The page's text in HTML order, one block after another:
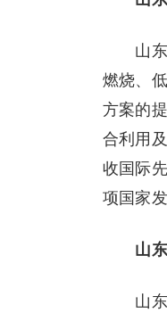
山东同
燃烧、
方案的
合利用
收国际
项国家
山
山东万